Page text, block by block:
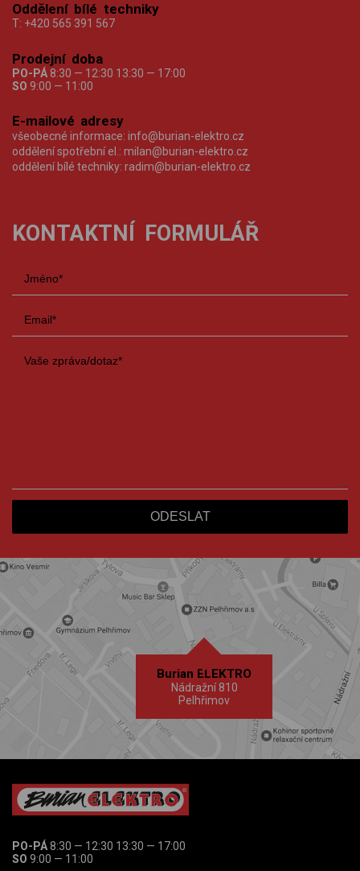
Oddělení bílé techniky
T: +420 565 391 567
Prodejní doba
PO-PÁ 8:30 — 12:30 13:30 — 17:00
SO 9:00 — 11:00
E-mailové adresy
všeobecné informace: info@burian-elektro.cz
oddělení spotřební el.: milan@burian-elektro.cz
oddělení bílé techniky: radim@burian-elektro.cz
KONTAKTNÍ FORMULÁŘ
Burian ELEKTRO
Nádražní 810
Pelhřimov
PO-PÁ8:30 — 12:30 13:30 — 17:00
SO 9:00 — 11:00